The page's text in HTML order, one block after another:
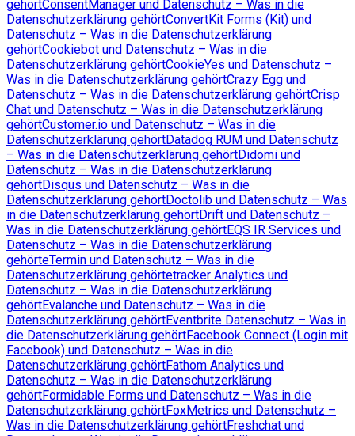
gehörtConsentManager und Datenschutz – Was in die
Datenschutzerklärung gehörtConvertKit Forms (Kit) und
Datenschutz – Was in die Datenschutzerklärung
gehörtCookiebot und Datenschutz – Was in die
Datenschutzerklärung gehörtCookieYes und Datenschutz –
Was in die Datenschutzerklärung gehörtCrazy Egg und
Datenschutz – Was in die Datenschutzerklärung gehörtCrisp
Chat und Datenschutz – Was in die Datenschutzerklärung
gehörtCustomer.io und Datenschutz – Was in die
Datenschutzerklärung gehörtDatadog RUM und Datenschutz
– Was in die Datenschutzerklärung gehörtDidomi und
Datenschutz – Was in die Datenschutzerklärung
gehörtDisqus und Datenschutz – Was in die
Datenschutzerklärung gehörtDoctolib und Datenschutz – Was
in die Datenschutzerklärung gehörtDrift und Datenschutz –
Was in die Datenschutzerklärung gehörtEQS IR Services und
Datenschutz – Was in die Datenschutzerklärung
gehörteTermin und Datenschutz – Was in die
Datenschutzerklärung gehörtetracker Analytics und
Datenschutz – Was in die Datenschutzerklärung
gehörtEvalanche und Datenschutz – Was in die
Datenschutzerklärung gehörtEventbrite Datenschutz – Was in
die Datenschutzerklärung gehörtFacebook Connect (Login mit
Facebook) und Datenschutz – Was in die
Datenschutzerklärung gehörtFathom Analytics und
Datenschutz – Was in die Datenschutzerklärung
gehörtFormidable Forms und Datenschutz – Was in die
Datenschutzerklärung gehörtFoxMetrics und Datenschutz –
Was in die Datenschutzerklärung gehörtFreshchat und